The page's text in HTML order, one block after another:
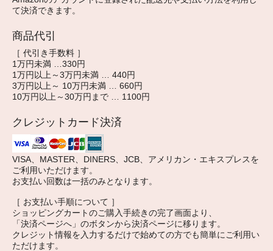
て決済できます。
商品代引
［ 代引き手数料 ］
1万円未満 …330円
1万円以上～3万円未満 … 440円
3万円以上～ 10万円未満 … 660円
10万円以上～30万円まで … 1100円
クレジットカード決済
VISA、MASTER、DINERS、JCB、アメリカン・エキスプレスを
ご利用いただけます。
お支払い回数は一括のみとなります。
［ お支払い手順について ］
ショッピングカートのご購入手続きの完了画面より、
「決済ページへ」のボタンから決済ページに移ります。
クレジット情報を入力するだけで始めての方でも簡単にご利用い
ただけます。